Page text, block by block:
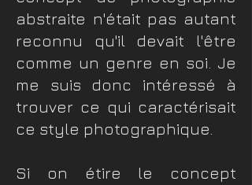
abstraite n'était pas autant
reconnu qu'il devait l'être
comme un genre en soi. Je
me suis donc intéressé à
trouver ce qui caractérisait
ce style photographique.
Si on étire le concept